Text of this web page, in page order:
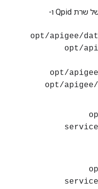
מסירים את הספריות הישנות של שרת Qpid ו-
/opt/
>
>